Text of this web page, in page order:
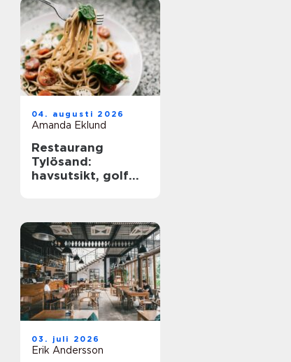
04. augusti 2026
Amanda Eklund
Restaurang
Tylösand:
havsutsikt, golf
03. juli 2026
Erik Andersson